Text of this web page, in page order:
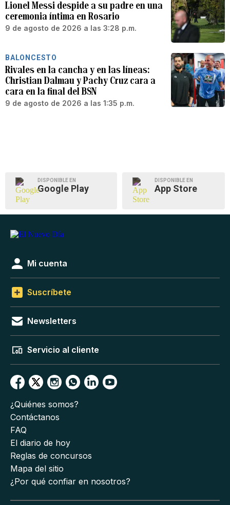
Lionel Messi despide a su padre en una
ceremonia íntima en Rosario
9 de agosto de 2026 a las 3:28 p.m.
BALONCESTO
Rivales en la cancha y en las líneas:
Christian Dalmau y Pachy Cruz cara a
cara en la final del BSN
9 de agosto de 2026 a las 1:35 p.m.
DISPONIBLE EN
Google Play
DISPONIBLE EN
App Store
Mi cuenta
Suscríbete
Newsletters
Servicio al cliente
¿Quiénes somos?
Contáctanos
FAQ
El diario de hoy
Reglas de concursos
Mapa del sitio
¿Por qué confiar en nosotros?